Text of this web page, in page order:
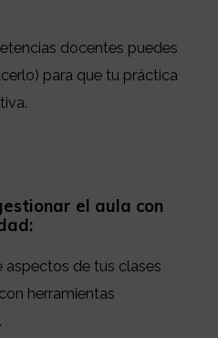
docentes puedes
para que tu práctica
el aula con
aspectos de tus clases
herramientas